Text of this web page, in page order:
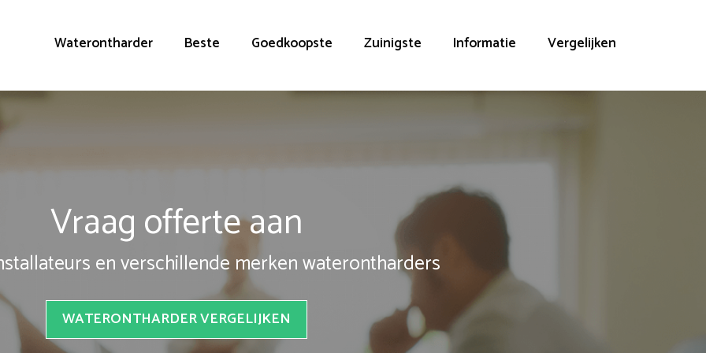
Waterontharder Beste Goedkoopste Zuinigste Informatie Vergelijken
Vraag offerte aan
en verschillende merken waterontharders
WATERONTHARDER VERGELIJKEN